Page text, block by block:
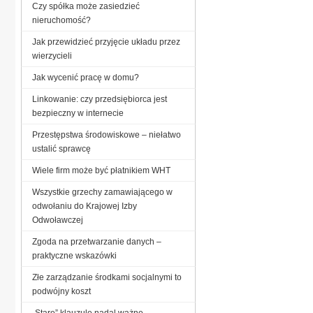
Czy spółka może zasiedzieć
nieruchomość?
Jak przewidzieć przyjęcie układu przez
wierzycieli
Jak wycenić pracę w domu?
Linkowanie: czy przedsiębiorca jest
bezpieczny w internecie
Przestępstwa środowiskowe – niełatwo
ustalić sprawcę
Wiele firm może być płatnikiem WHT
Wszystkie grzechy zamawiającego w
odwołaniu do Krajowej Izby
Odwoławczej
Zgoda na przetwarzanie danych –
praktyczne wskazówki
Złe zarządzanie środkami socjalnymi to
podwójny koszt